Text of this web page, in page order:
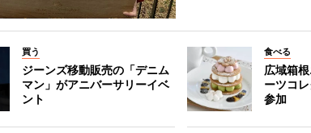
買う
ジーンズ移動販売の「デニム
マン」がアニバーサリーイベ
ント
食べる
広域箱
ーツコ
参加